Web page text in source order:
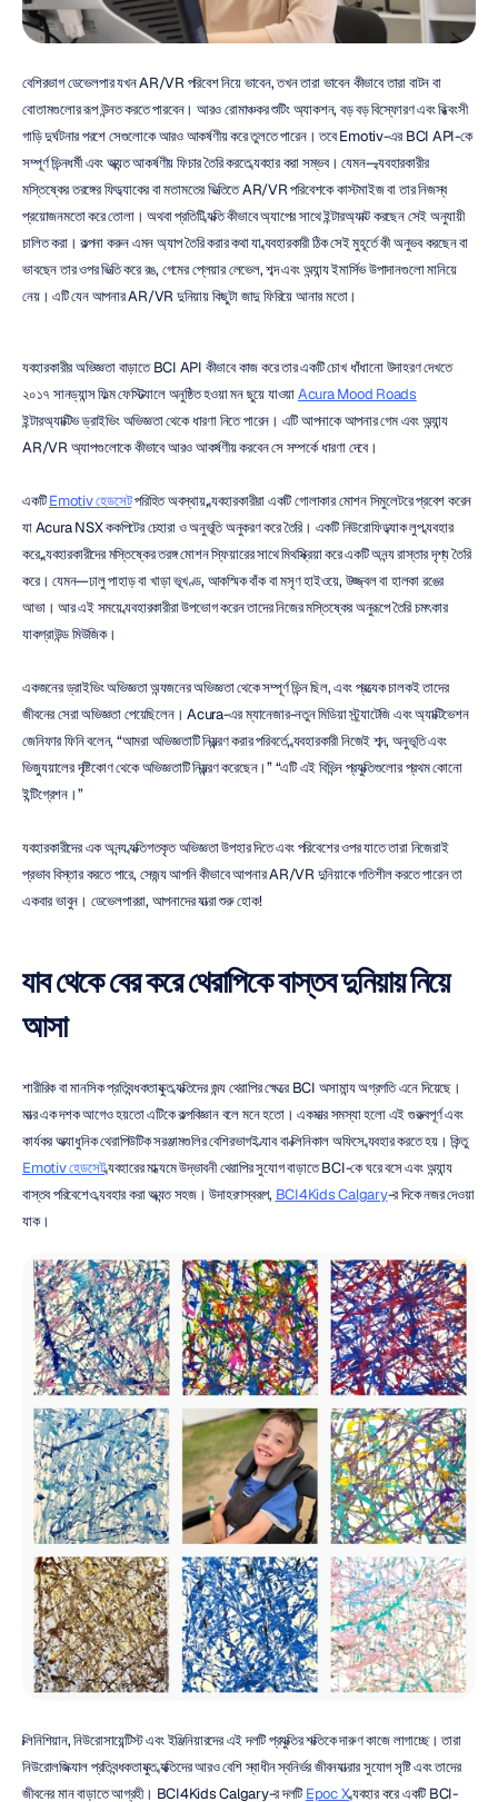
বেশিরভাগ ডেভেলপার যখন AR/VR পরিবেশ নিয়ে ভাবেন, তখন তারা ভাবেন কীভাবে তারা বাটন বা
বোতামগুলোর রূপ উন্নত করতে পারবেন। আরও রোমাঞ্চকর শুটিং অ্যাকশন, বড় বড় বিস্ফোরণ এবং বিধ্বংসী
গাড়ি দুর্ঘটনার পরশে সেগুলোকে আরও আকর্ষণীয় করে তুলতে পারেন। তবে Emotiv-এর BCI API-কে
সম্পূর্ণ ভিন্নধর্মী এবং অত্যন্ত আকর্ষণীয় ফিচার তৈরি করতে ব্যবহার করা সম্ভব। যেমন—ব্যবহারকারীর
মস্তিষ্কের তরঙ্গের ফিডব্যাকের বা মতামতের ভিত্তিতে AR/VR পরিবেশকে কাস্টমাইজ বা তার নিজস্ব
প্রয়োজনমতো করে তোলা। অথবা প্রতিটি ব্যক্তি কীভাবে অ্যাপের সাথে ইন্টারঅ্যাক্ট করছেন সেই অনুযায়ী
চালিত করা। কল্পনা করুন এমন অ্যাপ তৈরি করার কথা যা ব্যবহারকারী ঠিক সেই মুহূর্তে কী অনুভব করছেন বা
ভাবছেন তার ওপর ভিত্তি করে রঙ, গেমের প্লেয়ার লেভেল, শব্দ এবং অন্যান্য ইমার্সিভ উপাদানগুলো মানিয়ে
নেয়। এটি যেন আপনার AR/VR দুনিয়ায় কিছুটা জাদু ফিরিয়ে আনার মতো।
ব্যবহারকারীর অভিজ্ঞতা বাড়াতে BCI API কীভাবে কাজ করে তার একটি চোখ ধাঁধানো উদাহরণ দেখতে
২০১৭ সানড্যান্স ফিল্ম ফেস্টিভ্যালে অনুষ্ঠিত হওয়া মন ছুয়ে যাওয়া Acura Mood Roads
ইন্টারঅ্যাক্টিভ ড্রাইভিং অভিজ্ঞতা থেকে ধারণা নিতে পারেন। এটি আপনাকে আপনার গেম এবং অন্যান্য
AR/VR অ্যাপগুলোকে কীভাবে আরও আকর্ষণীয় করবেন সে সম্পর্কে ধারণা দেবে।
একটি Emotiv হেডসেট পরিহিত অবস্থায়, ব্যবহারকারীরা একটি গোলাকার মোশন সিমুলেটরে প্রবেশ করেন
যা Acura NSX ককপিটের চেহারা ও অনুভূতি অনুকরণ করে তৈরি। একটি নিউরোফিডব্যাক লুপ ব্যবহার
করে, ব্যবহারকারীদের মস্তিষ্কের তরঙ্গ মোশন স্ফিয়ারের সাথে মিথস্ক্রিয়া করে একটি অনন্য রাস্তার দৃশ্য তৈরি
করে। যেমন—ঢালু পাহাড় বা খাড়া ভূখণ্ড, আকস্মিক বাঁক বা মসৃণ হাইওয়ে, উজ্জ্বল বা হালকা রঙের
আভা। আর এই সময়ে ব্যবহারকারীরা উপভোগ করেন তাদের নিজের মস্তিষ্কের অনুরূপে তৈরি চমৎকার
ব্যাকগ্রাউন্ড মিউজিক।
একজনের ড্রাইভিং অভিজ্ঞতা অন্যজনের অভিজ্ঞতা থেকে সম্পূর্ণ ভিন্ন ছিল, এবং প্রত্যেক চালকই তাদের
জীবনের সেরা অভিজ্ঞতা পেয়েছিলেন। Acura-এর ম্যানেজার-নতুন মিডিয়া স্ট্র্যাটেজি এবং অ্যাক্টিভেশন
জেনিফার ফিনি বলেন, “আমরা অভিজ্ঞতাটি নিয়ন্ত্রণ করার পরিবর্তে, ব্যবহারকারী নিজেই শব্দ, অনুভূতি এবং
ভিজ্যুয়ালের দৃষ্টিকোণ থেকে অভিজ্ঞতাটি নিয়ন্ত্রণ করেছেন।” “এটি এই বিভিন্ন প্রযুক্তিগুলোর প্রথম কোনো
ইন্টিগ্রেশন।”
ব্যবহারকারীদের এক অনন্য ব্যক্তিগতকৃত অভিজ্ঞতা উপহার দিতে এবং পরিবেশের ওপর যাতে তারা নিজেরাই
প্রভাব বিস্তার করতে পারে, সেজন্য আপনি কীভাবে আপনার AR/VR দুনিয়াকে গতিশীল করতে পারেন তা
একবার ভাবুন। ডেভেলপাররা, আপনাদের যাত্রা শুরু হোক!
ল্যাব থেকে বের করে থেরাপিকে বাস্তব দুনিয়ায় নিয়ে
আসা
শারীরিক বা মানসিক প্রতিবন্ধকতাযুক্ত ব্যক্তিদের জন্য থেরাপির ক্ষেত্রে BCI অসামান্য অগ্রগতি এনে দিয়েছে।
মাত্র এক দশক আগেও হয়তো এটিকে কল্পবিজ্ঞান বলে মনে হতো। একমাত্র সমস্যা হলো এই গুরুত্বপূর্ণ এবং
কার্যকর অত্যাধুনিক থেরাপিউটিক সরঞ্জামগুলির বেশিরভাগই ল্যাব বা ক্লিনিকাল অফিসে ব্যবহার করতে হয়। কিন্তু
Emotiv হেডসেট ব্যবহারের মাধ্যমে উদ্ভাবনী থেরাপির সুযোগ বাড়াতে BCI-কে ঘরে বসে এবং অন্যান্য
বাস্তব পরিবেশেও ব্যবহার করা অত্যন্ত সহজ। উদাহরণস্বরূপ, BCI4Kids Calgary-র দিকে নজর দেওয়া
যাক।
ক্লিনিশিয়ান, নিউরোসায়েন্টিস্ট এবং ইঞ্জিনিয়ারদের এই দলটি প্রযুক্তির শক্তিকে দারুণ কাজে লাগাচ্ছে। তারা
নিউরোলজিক্যাল প্রতিবন্ধকতাযুক্ত ব্যক্তিদের আরও বেশি স্বাধীন স্বনির্ভর জীবনযাত্রার সুযোগ সৃষ্টি এবং তাদের
জীবনের মান বাড়াতে আগ্রহী। BCI4Kids Calgary-র দলটি Epoc X ব্যবহার করে একটি BCI-